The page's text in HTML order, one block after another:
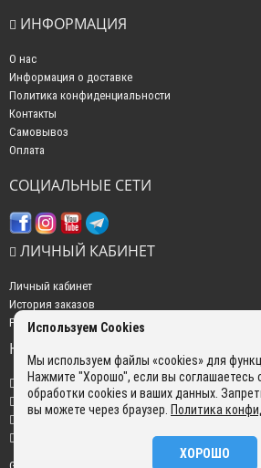
ИНФОРМАЦИЯ
О нас
Информация о доставке
Политика конфиденциальности
Контакты
Самовывоз
Оплата
СОЦИАЛЬНЫЕ СЕТИ
ЛИЧНЫЙ КАБИНЕТ
Личный кабинет
История заказов
Рассылка новостей
НАШИ КОНТАКТЫ
+7 (499) 350-22-51
sales@gokyo.ru
пн. - пт. : с 10:00 до 18:00 сб. c 10:00 до 14:00
г. Москва, Россия, Улица Сущёвский Вал, 5 с20
Используем Cookies
Мы используем файлы «cookies» для
Нажмите "Хорошо", если вы соглашаетесь
обработки cookies и ваших данных.
вы можете через браузер. Политика
ХОРОШО